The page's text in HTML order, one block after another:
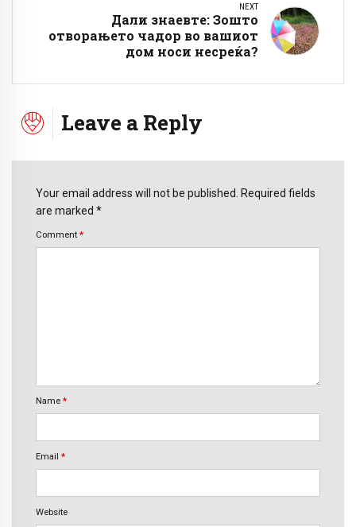
NEXT
Дали знаевте: Зошто
отворањето чадор во вашиот
дом носи несреќа?
Leave a Reply
Your email address will not be published. Required fields
are marked *
Comment *
Name *
Email *
Website